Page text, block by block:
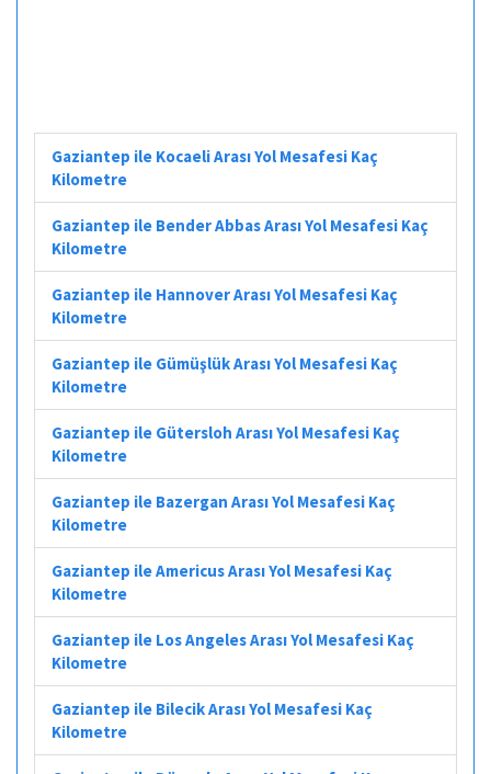
Gaziantep ile Kocaeli Arası Yol Mesafesi Kaç
Kilometre
Gaziantep ile Bender Abbas Arası Yol Mesafesi Kaç
Kilometre
Gaziantep ile Hannover Arası Yol Mesafesi Kaç
Kilometre
Gaziantep ile Gümüşlük Arası Yol Mesafesi Kaç
Kilometre
Gaziantep ile Gütersloh Arası Yol Mesafesi Kaç
Kilometre
Gaziantep ile Bazergan Arası Yol Mesafesi Kaç
Kilometre
Gaziantep ile Americus Arası Yol Mesafesi Kaç
Kilometre
Gaziantep ile Los Angeles Arası Yol Mesafesi Kaç
Kilometre
Gaziantep ile Bilecik Arası Yol Mesafesi Kaç
Kilometre